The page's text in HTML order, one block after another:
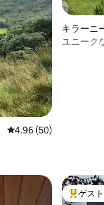
レビュー50件、5つ星
4.96 (50)
キラーニ
ユニーク
大好評
ゲス